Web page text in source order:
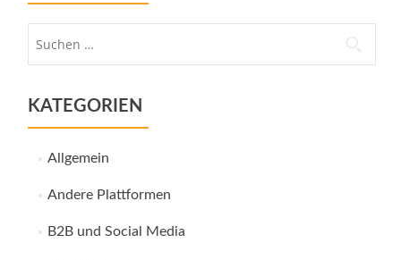
KATEGORIEN
Allgemein
Andere Plattformen
B2B und Social Media